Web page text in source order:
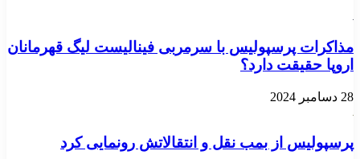
مذاکرات پرسپولیس با سرمربی فینالیست لیگ قهرمانان
اروپا حقیقت دارد؟
28 دسامبر 2024
پرسپولیس از بمب نقل و انتقالاتش رونمایی کرد